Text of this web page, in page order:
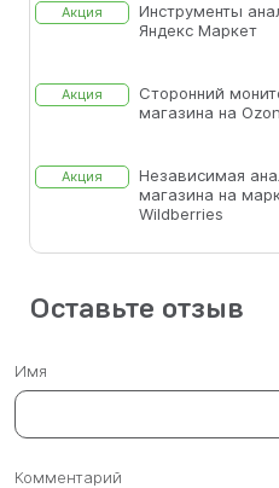
Акция
Инструменты
Яндекс Маркет
Акция
Сторонний
магазина на Ozon
Акция
Независимая
магазина на
Wildberries
Оставьте отзыв
Имя
Комментарий